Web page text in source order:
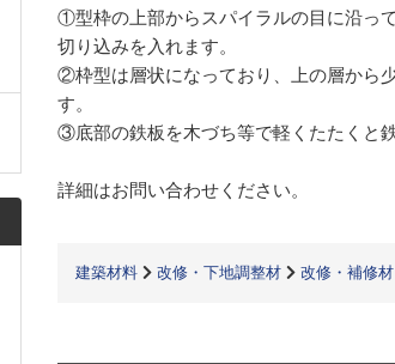
①型枠の上部からスパイラルの目に沿っ
切り込みを入れます。
②枠型は層状になっており、上の層から
す。
③底部の鉄板を木づち等で軽くたたくと
詳細はお問い合わせください。
建築材料 改修・下地調整材 改修・補修材